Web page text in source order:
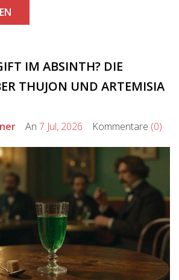
IM ABSINTH? DIE
THUJON UND ARTEMISIA
An 7 Jul, 2026 Kommentare (0)